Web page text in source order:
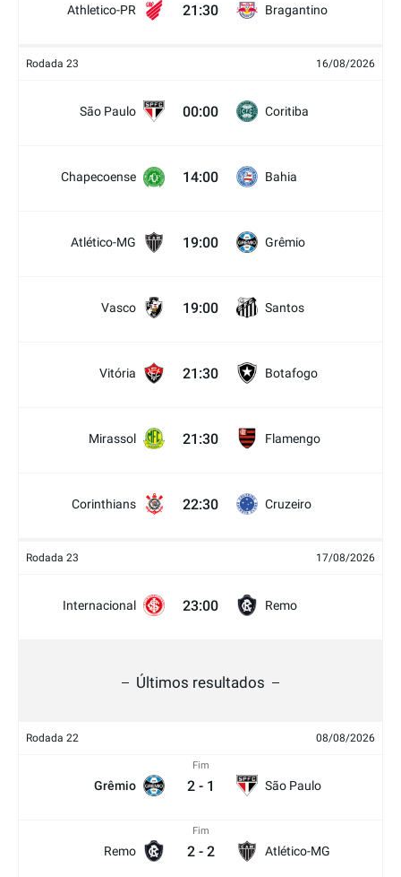
Athletico-PR 21:30 Bragantino
Rodada 23 16/08/2026
São Paulo 00:00 Coritiba
Chapecoense 14:00 Bahia
Atlético-MG 19:00 Grêmio
Vasco 19:00 Santos
Vitória 21:30 Botafogo
Mirassol 21:30 Flamengo
Corinthians 22:30 Cruzeiro
Rodada 23 17/08/2026
Internacional 23:00 Remo
Últimos resultados
Rodada 22 08/08/2026
Grêmio
Fim
2 - 1 São Paulo
Remo
Fim
2 - 2 Atlético-MG